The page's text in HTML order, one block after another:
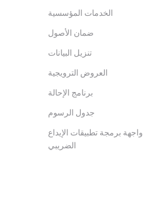
الخدمات المؤسسية
ضمان الأصول
تنزيل البيانات
العروض الترويجية
برنامج الإحالة
جدول الرسوم
واجهة برمجة تطبيقات الإيداع
الضريبي